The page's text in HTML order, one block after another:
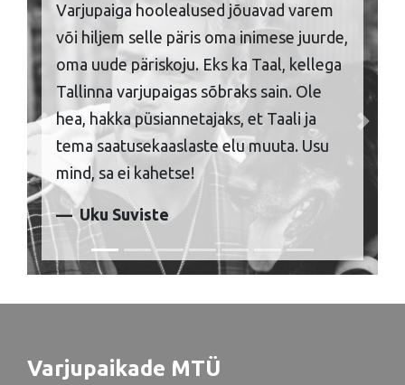
Varjupaiga hoolealused jõuavad varem
või hiljem selle päris oma inimese juurde,
oma uude päriskoju. Eks ka Taal, kellega
Tallinna varjupaigas sõbraks sain. Ole
hea, hakka püsiannetajaks, et Taali ja
tema saatusekaaslaste elu muuta. Usu
mind, sa ei kahetse!
Uku Suviste
Previous Next
Varjupaikade MTÜ